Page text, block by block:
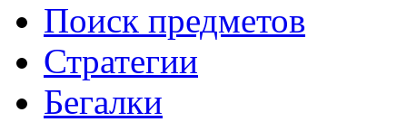
Поиск предметов
Стратегии
Бегалки